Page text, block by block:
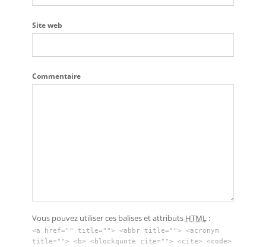
Site web
Commentaire
Vous pouvez utiliser ces balises et attributs HTML:
<a href="" title=""> <abbr title=""> <acronym
title=""> <b> <blockquote cite=""> <cite> <code>